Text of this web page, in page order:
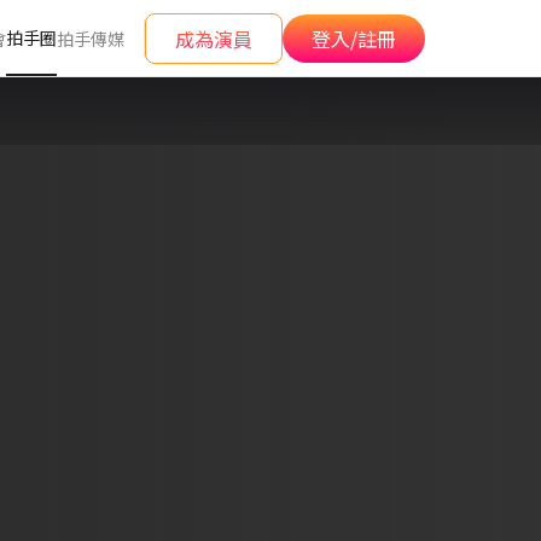
拍手圈拍手傳媒 成為演員 登入/註冊